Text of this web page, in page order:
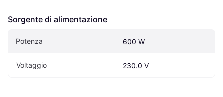
Sorgente di alimentazione
Potenza 600 W
Voltaggio 230.0 V